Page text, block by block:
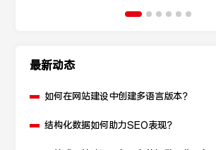
最新动态
如何在网站建设中创建多语言版本？
结构化数据如何助力SEO表现？